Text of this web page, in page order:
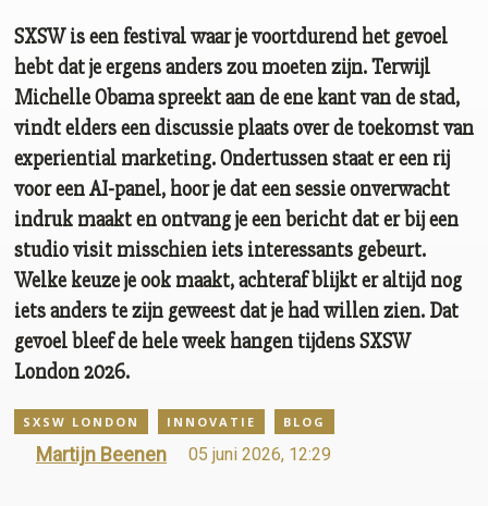
SXSW LONDON INNOVATIE BLOG
05 juni 2026, 12:29
Martijn Beenen
SXSW is een festival waar je voortdurend het gevoel
hebt dat je ergens anders zou moeten zijn. Terwijl
Michelle Obama spreekt aan de ene kant van de stad,
vindt elders een discussie plaats over de toekomst van
experiential marketing. Ondertussen staat er een rij
voor een AI-panel, hoor je dat een sessie onverwacht
indruk maakt en ontvang je een bericht dat er bij een
studio visit misschien iets interessants gebeurt.
Welke keuze je ook maakt, achteraf blijkt er altijd nog
iets anders te zijn geweest dat je had willen zien. Dat
gevoel bleef de hele week hangen tijdens SXSW
London 2026.